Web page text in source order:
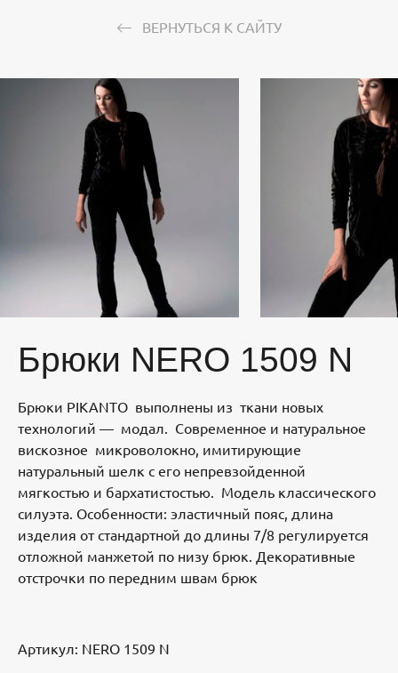
ВЕРНУТЬСЯ К САЙТУ
Брюки NERO 1509 N
Брюки PIKANTO выполнены из ткани новых
технологий — модал. Современное и натуральное
вискозное микроволокно, имитирующие
натуральный шелк с его непревзойденной
мягкостью и бархатистостью. Модель классического
силуэта. Особенности: эластичный пояс, длина
изделия от стандартной до длины 7/8 регулируется
отложной манжетой по низу брюк. Декоративные
отстрочки по передним швам брюк
Артикул: NERO 1509 N